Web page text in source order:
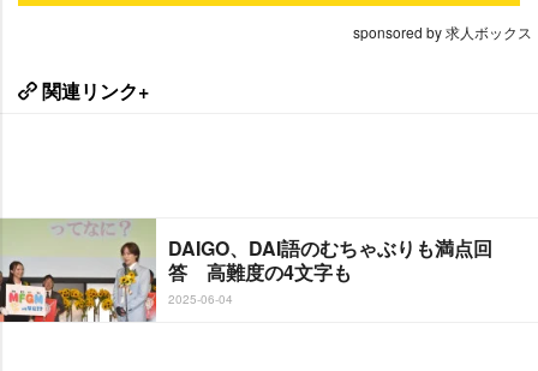
sponsored by 求人ボックス
関連リンク+
DAIGO、DAI語のむちゃぶりも満点回
答 高難度の4文字も
2025-06-04